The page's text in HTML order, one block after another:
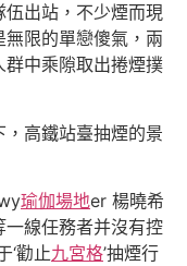
出站，不少煙而現
限的單戀傻氣，兩
中乘隙取出捲煙撲
高鐵站臺抽煙的景
瑜伽場地er 楊曉希
線任務者并沒有控
‘勸止九宮格’抽煙行